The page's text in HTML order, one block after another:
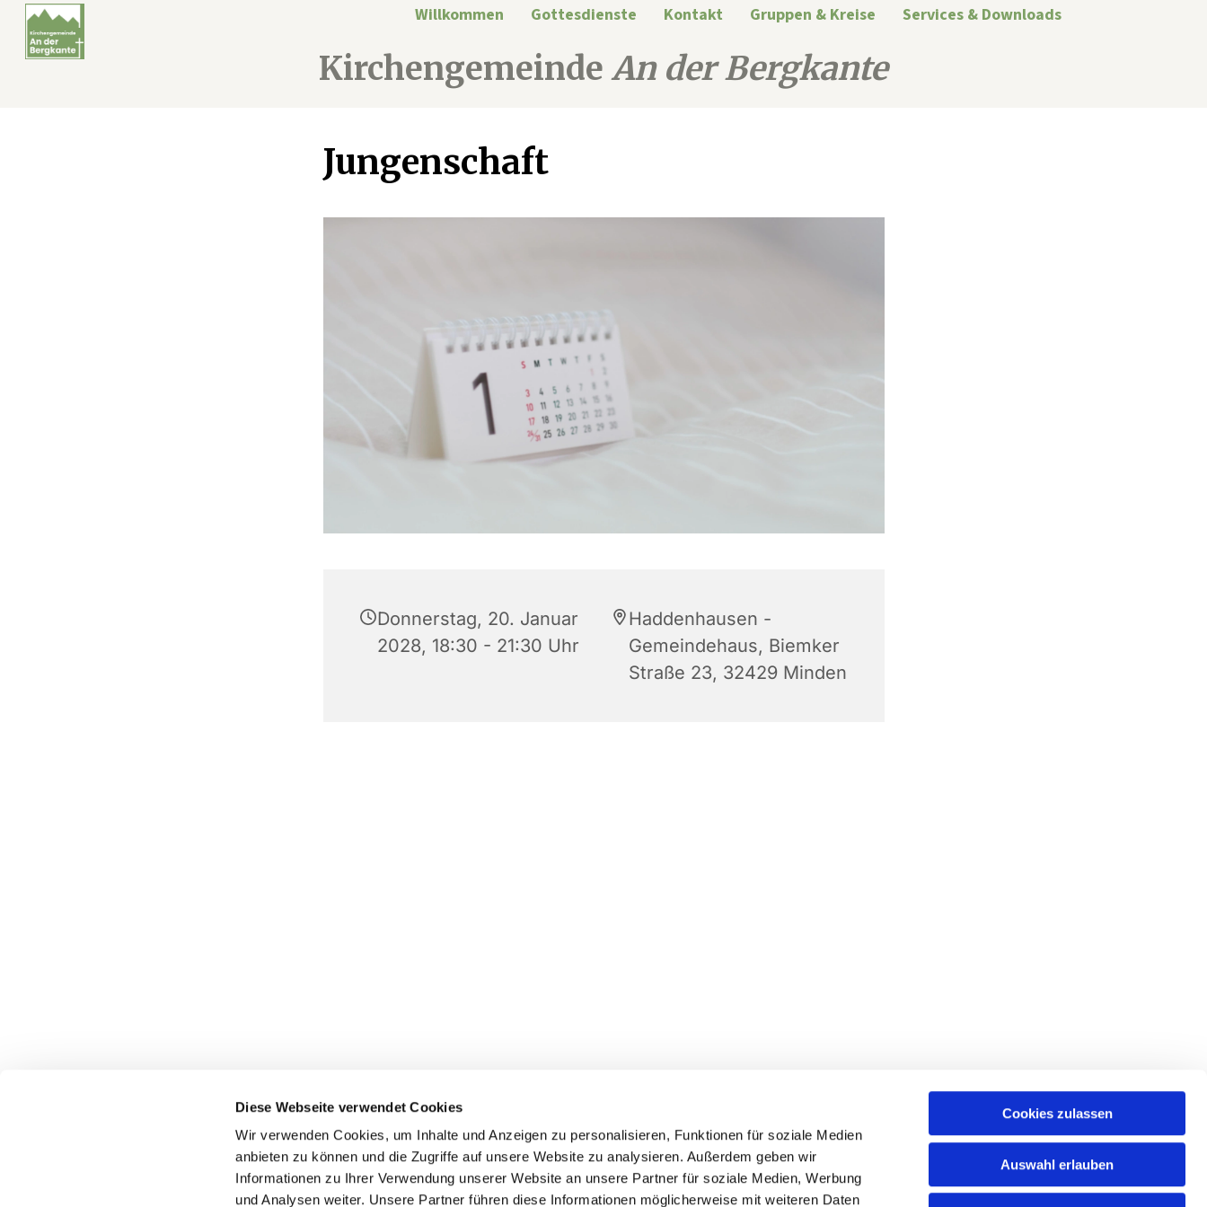
Diese Webseite verwendet Cookies
Wir verwenden Cookies, um Inhalte und Anzeigen zu personalisieren, Funktionen für soziale Medien
anbieten zu können und die Zugriffe auf unsere Website zu analysieren. Außerdem geben wir
Informationen zu Ihrer Verwendung unserer Website an unsere Partner für soziale Medien, Werbung
und Analysen weiter. Unsere Partner führen diese Informationen möglicherweise mit weiteren Daten
Cookies zulassen
Auswahl erlauben
Willkommen Gottesdienste Kontakt Gruppen & Kreise Services & Downloads
KirchengemeindeAn der Bergkante
Jungenschaft
Donnerstag, 20. Januar
2028, 18:30 - 21:30 Uhr
Haddenhausen -
Gemeindehaus, Biemker
Straße 23, 32429 Minden
Startseite Gottesdienste Gemeindebüros Gruppen & Kreise Services & Downloads